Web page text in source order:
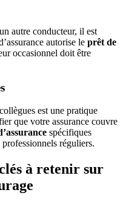
autre conducteur, il est
autorise le prêt de
occasionnel doit être
est une pratique
que votre assurance couvre
spécifiques
réguliers.
à retenir sur